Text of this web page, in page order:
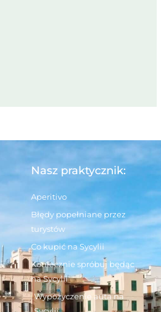
Nasz praktycznik:
Aperitivo
Błędy popełniane przez
turystów
Co kupić na Sycylii
Koniecznie spróbuj będąc
na Sycylii
Wypożyczenie auta na